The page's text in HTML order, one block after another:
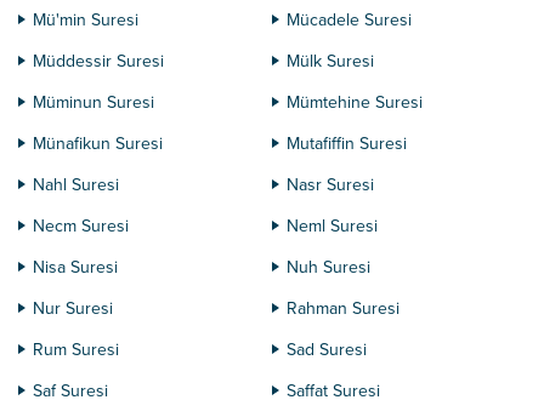
Mü'min Suresi
Mücadele Suresi
Müddessir Suresi
Mülk Suresi
Müminun Suresi
Mümtehine Suresi
Münafikun Suresi
Mutafiffin Suresi
Nahl Suresi
Nasr Suresi
Necm Suresi
Neml Suresi
Nisa Suresi
Nuh Suresi
Nur Suresi
Rahman Suresi
Rum Suresi
Sad Suresi
Saf Suresi
Saffat Suresi